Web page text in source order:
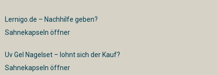
Lernigo.de – Nachhilfe geben?
Sahnekapseln öffner
Uv Gel Nagelset – lohnt sich der Kauf?
Sahnekapseln öffner